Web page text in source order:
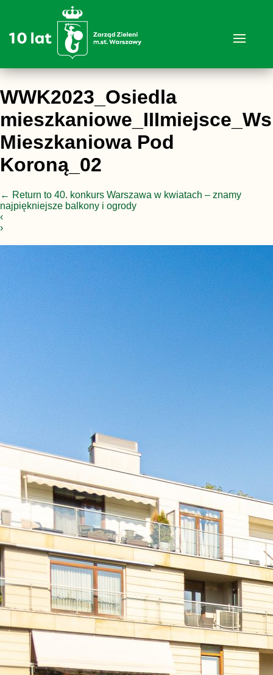
WWK2023_Osiedla
Mieszkaniowa Pod
Koroną_02
← Return to 40. konkurs Warszawa w kwiatach – znamy
najpiękniejsze balkony i ogrody
‹
›